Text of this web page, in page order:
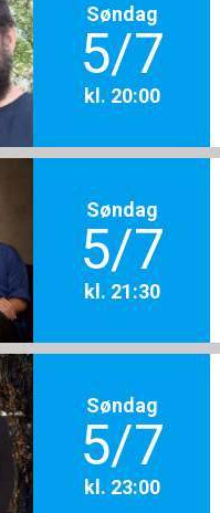
Søndag
5/7
kl. 20:00
Søndag
5/7
kl. 21:30
Søndag
5/7
kl. 23:00